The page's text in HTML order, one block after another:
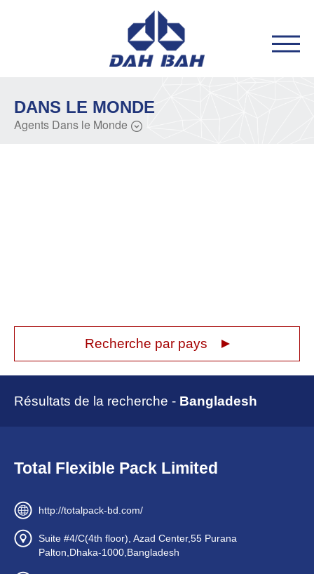
DANS LE MONDE
Agents Dans le Monde
Recherche par pays
Résultats de la recherche - Bangladesh
Total Flexible Pack Limited
http://totalpack-bd.com/
Suite #4/C(4th floor), Azad Center,55 Purana
Palton,Dhaka-1000,Bangladesh